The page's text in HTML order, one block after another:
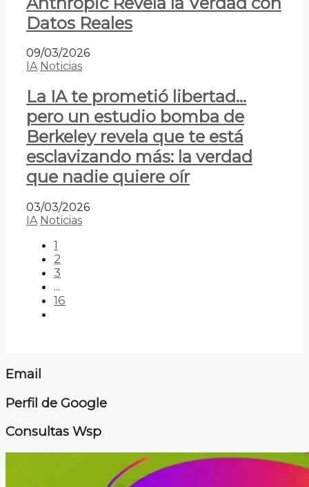
Datos Reales
09/03/2026
IA Noticias
La IA te prometió libertad…
pero un estudio bomba de
Berkeley revela que te está
esclavizando más: la verdad
que nadie quiere oír
03/03/2026
IA Noticias
1
2
3
...
16
Email
Perfil de Google
Consultas Wsp